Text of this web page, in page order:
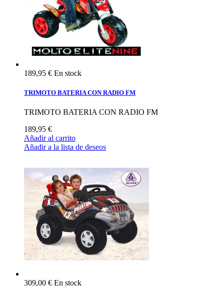
189,95 € En stock
TRIMOTO BATERIA CON RADIO FM
TRIMOTO BATERIA CON RADIO FM
189,95 €
Añadir al carrito
Añadir a la lista de deseos
309,00 € En stock